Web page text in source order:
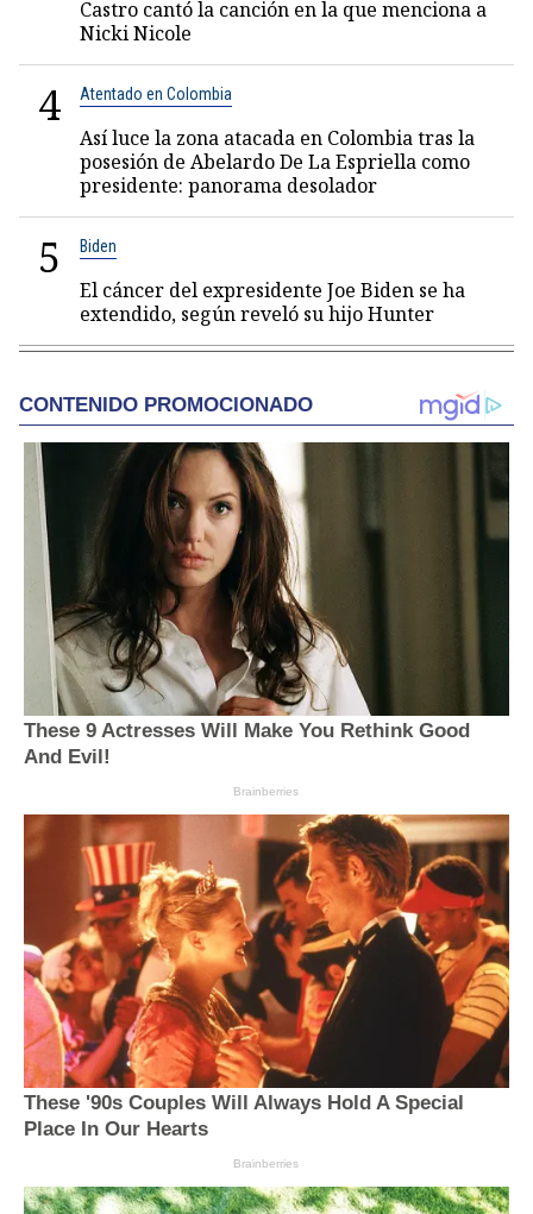
Castro cantó la canción en la que menciona a
Nicki Nicole
4 Atentado en Colombia
Así luce la zona atacada en Colombia tras la
posesión de Abelardo De La Espriella como
presidente: panorama desolador
5 Biden
El cáncer del expresidente Joe Biden se ha
extendido, según reveló su hijo Hunter